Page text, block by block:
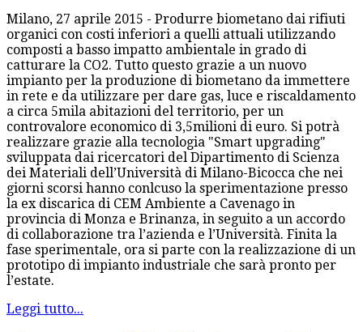
Milano, 27 aprile 2015 - Produrre biometano dai rifiuti
organici con costi inferiori a quelli attuali utilizzando
composti a basso impatto ambientale in grado di
catturare la CO2. Tutto questo grazie a un nuovo
impianto per la produzione di biometano da immettere
in rete e da utilizzare per dare gas, luce e riscaldamento
a circa 5mila abitazioni del territorio, per un
controvalore economico di 3,5milioni di euro. Si potrà
realizzare grazie alla tecnologia "Smart upgrading"
sviluppata dai ricercatori del Dipartimento di Scienza
dei Materiali dell’Università di Milano-Bicocca che nei
giorni scorsi hanno conlcuso la sperimentazione presso
la ex discarica di CEM Ambiente a Cavenago in
provincia di Monza e Brinanza, in seguito a un accordo
di collaborazione tra l’azienda e l’Università. Finita la
fase sperimentale, ora si parte con la realizzazione di un
prototipo di impianto industriale che sarà pronto per
l’estate.
Leggi tutto...